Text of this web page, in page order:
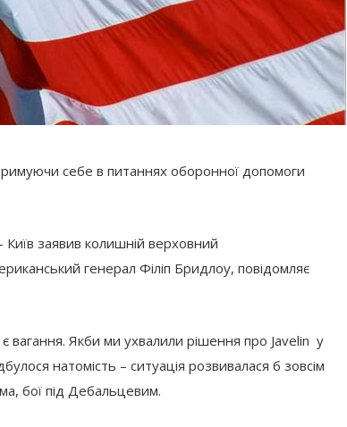
себе в питаннях оборонної допомоги
заявив колишній верховний
генерал Філіп Бридлоу, повідомляє
вагання. Якби ми ухвалили рішення про Javelin у
натомість – ситуація розвивалася б зовсім
бої під Дебальцевим.